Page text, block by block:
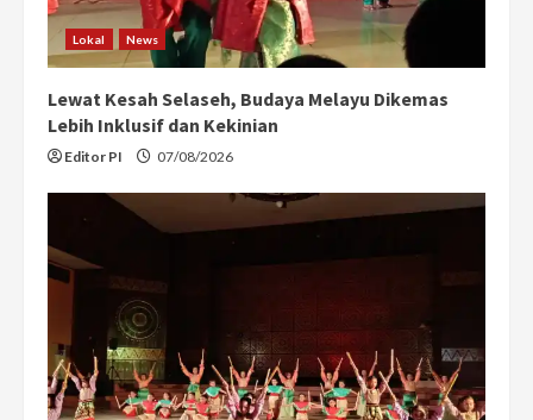
Lokal News
Lewat Kesah Selaseh, Budaya Melayu Dikemas
Lebih Inklusif dan Kekinian
Editor PI 07/08/2026